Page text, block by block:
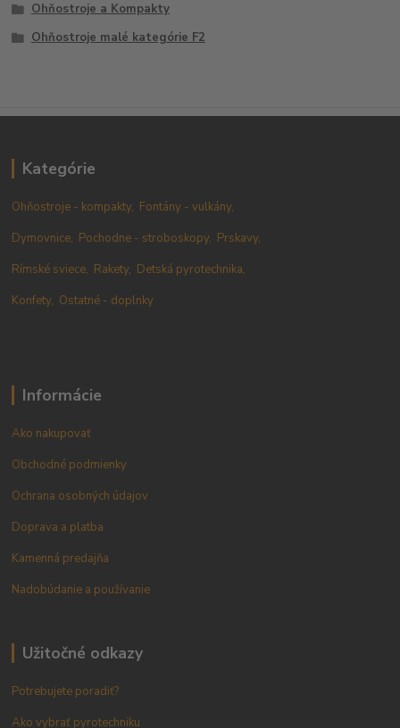
Ohňostroje a Kompakty
Ohňostroje malé kategórie F2
Kategórie
Ohňostroje - kompakty, Fontány - vulkány,
Dymovnice, Pochodne - stroboskopy, Prskavy,
Rímské sviece, Rakety, Detská pyrotechnika,
Konfety, Ostatné - doplnky
Informácie
Ako nakupovať
Obchodné podmienky
Ochrana osobných údajov
Doprava a platba
Kamenná predajňa
Nadobúdanie a používanie
Užitočné odkazy
Potrebujete poradiť?
Ako vybrať pyrotechniku